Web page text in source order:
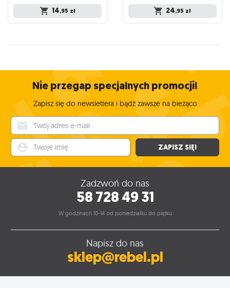
14,95 zł 24,95 zł
Nie przegap specjalnych promocji!
Zapisz się do newslettera i bądź zawsze na bieżąco
ZAPISZ SIĘ!
Zadzwoń do nas
58 728 49 31
W godzinach 10-14 od poniedziałku do piątku
Napisz do nas
sklep@rebel.pl